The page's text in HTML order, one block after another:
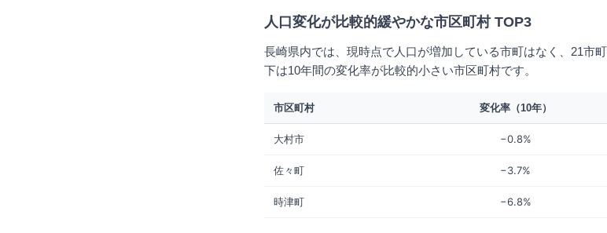
人口変化が比較的緩やかな市区町村 TOP3
長崎県内では、現時点で人口が増加している市町はなく、21市
下は10年間の変化率が比較的小さい市区町村です。
市区町村 変化率（10年）
大村市 −0.8%
佐々町 −3.7%
時津町 −6.8%